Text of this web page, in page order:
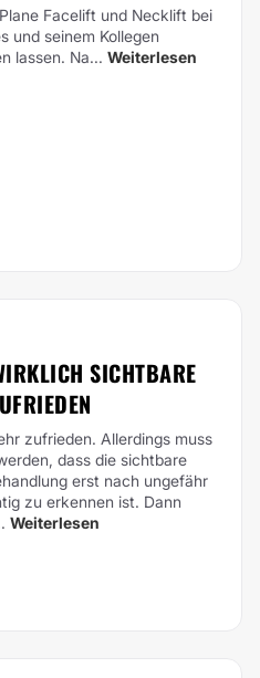
Facelift und Necklift bei
und seinem Kollegen
lassen. Na... Weiterlesen
SICHTBARE
zufrieden. Allerdings muss
dass die sichtbare
erst nach ungefähr
zu erkennen ist. Dann
Weiterlesen